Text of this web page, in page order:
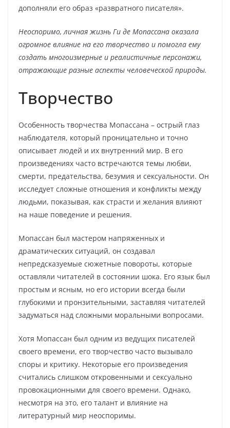
дополняли его образ «развратного писателя».
Неоспоримо, личная жизнь Ги де Мопассана оказала
огромное влияние на его творчество и помогла ему
создать многоизмерные и реалистичные персонажи,
отражающие разные аспекты человеческой природы.
Творчество
Особенность творчества Мопассана – острый глаз
наблюдателя, который проницательно и точно
описывает людей и их внутренний мир. В его
произведениях часто встречаются темы любви,
смерти, предательства, безумия и сексуальности. Он
исследует сложные отношения и конфликты между
людьми, показывая, как страсти и желания влияют
на наше поведение и решения.
Мопассан был мастером напряженных и
драматических ситуаций, он создавал
непредсказуемые сюжетные повороты, которые
оставляли читателей в состоянии шока. Его язык был
простым и ясным, но его истории всегда были
глубокими и пронзительными, заставляя читателей
задуматься над сложными моральными вопросами.
Хотя Мопассан был одним из ведущих писателей
своего времени, его творчество часто вызывало
споры и критику. Некоторые его произведения
считались слишком откровенными и сексуально
провокационными для своего времени. Однако,
несмотря на это, его талант и влияние на
литературный мир неоспоримы.